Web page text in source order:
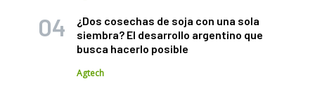
¿Dos cosechas de soja con una sola
siembra? El desarrollo argentino que
busca hacerlo posible
Agtech